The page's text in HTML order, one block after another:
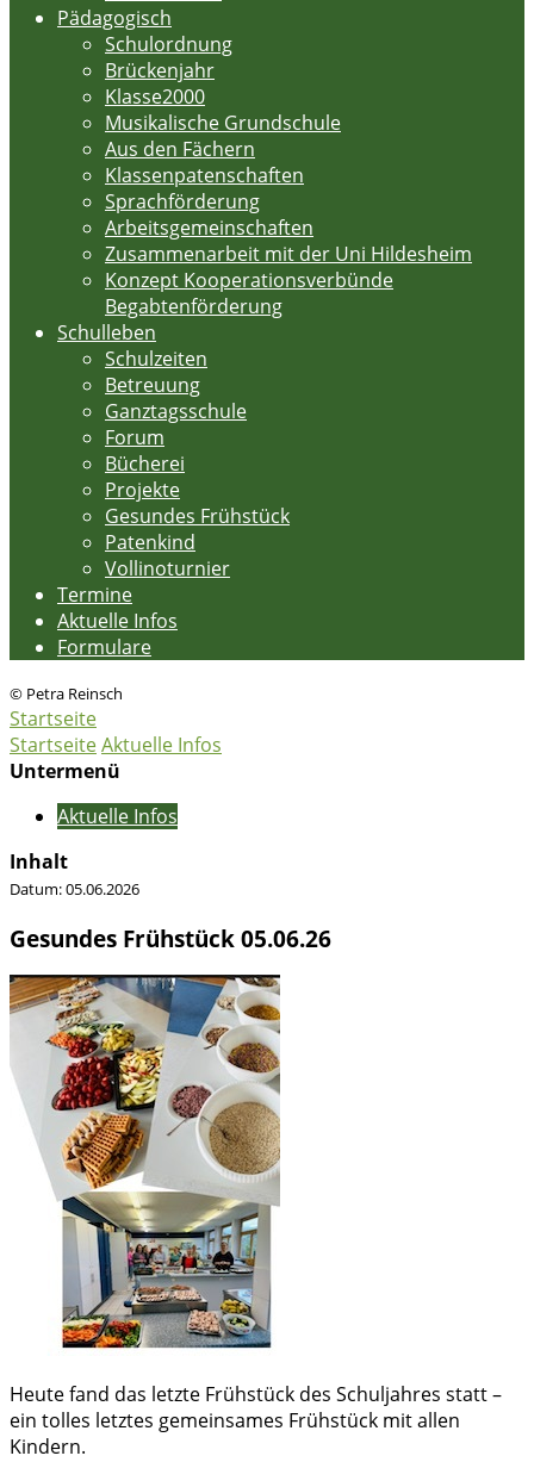
Pädagogisch
Schulordnung
Brückenjahr
Klasse2000
Musikalische Grundschule
Aus den Fächern
Klassenpatenschaften
Sprachförderung
Arbeitsgemeinschaften
Zusammenarbeit mit der Uni Hildesheim
Konzept Kooperationsverbünde
Begabtenförderung
Schulleben
Schulzeiten
Betreuung
Ganztagsschule
Forum
Bücherei
Projekte
Gesundes Frühstück
Patenkind
Vollinoturnier
Termine
Aktuelle Infos
Formulare
© Petra Reinsch
Startseite
StartseiteAktuelle Infos
Untermenü
Aktuelle Infos
Inhalt
Datum:05.06.2026
Gesundes Frühstück 05.06.26
Heute fand das letzte Frühstück des Schuljahres statt –
ein tolles letztes gemeinsames Frühstück mit allen
Kindern.